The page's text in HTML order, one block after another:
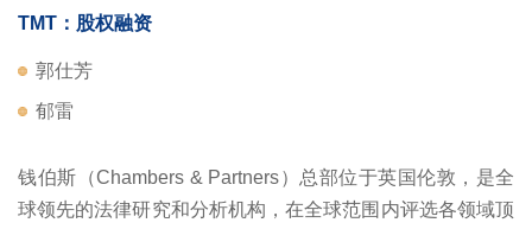
TMT：股权融资
郭仕芳
郁雷
钱伯斯（Chambers & Partners）总部位于英国伦敦，是全
球领先的法律研究和分析机构，在全球范围内评选各领域顶